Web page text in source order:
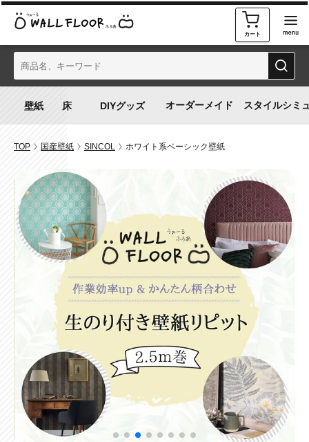
カート
オーダーメイド スタイルシミ
TOP 国産壁紙 SINCOL ホワイト系ベーシック壁紙